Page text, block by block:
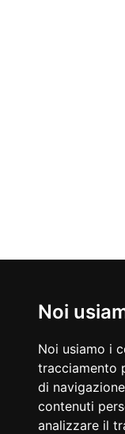
Noi
Noi usiamo i
tracciamento
di
contenuti
analizzare il
Nati Oggi
07/08/1876
Danzatrice e
07/08/1921
Giornalista italiano
Accadde Oggi
07/08/1420
A Firenze,
07/08/2008
Muore Andrea
Aforismi